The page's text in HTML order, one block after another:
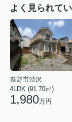
よく見られて
秦野市渋沢
4LDK (91.70㎡)
1,980万円